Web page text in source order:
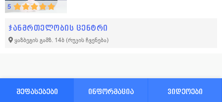
5
ჯანმრთელობის ცენტრი
ყაზბეგის გამზ. 14ბ (რუკის ჩვენება)
შეფასებები ინფორმაცია ვიდეოები